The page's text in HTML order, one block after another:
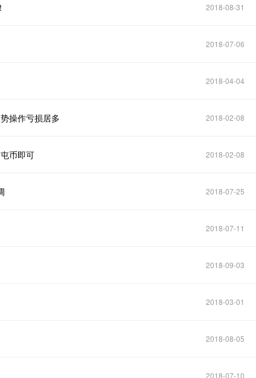
2018-08-31
2018-07-06
2018-04-04
操作亏损居多 2018-02-08
币即可 2018-02-08
2018-07-25
2018-07-11
2018-09-03
2018-03-01
2018-08-05
2018-07-10